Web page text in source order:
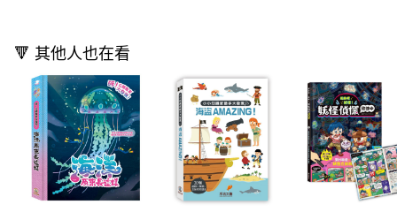
🔻 其他人也在看